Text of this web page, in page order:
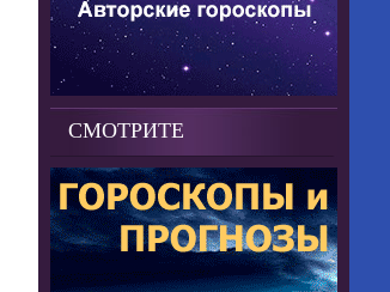
СМОТРИТЕ